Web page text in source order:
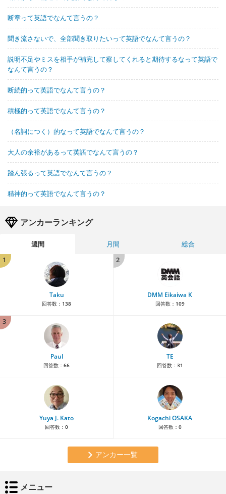
断章って英語でなんて言うの？
聞き流さないで、全部聞き取りたいって英語でなんて言うの？
説明不足やミスを相手が補完して察してくれると期待するなって英語で
なんて言うの？
断続的って英語でなんて言うの？
積極的って英語でなんて言うの？
（名詞につく）的なって英語でなんて言うの？
大人の余裕があるって英語でなんて言うの？
踏ん張るって英語でなんて言うの？
精神的って英語でなんて言うの？
アンカーランキング
週間 月間
総合
1
Taku
回答数： 138
2
DMM Eikaiwa K
回答数： 109
3
Paul
回答数： 66
TE
回答数： 31
Yuya J. Kato
回答数： 0
Kogachi OSAKA
回答数： 0
アンカー一覧
メニュー